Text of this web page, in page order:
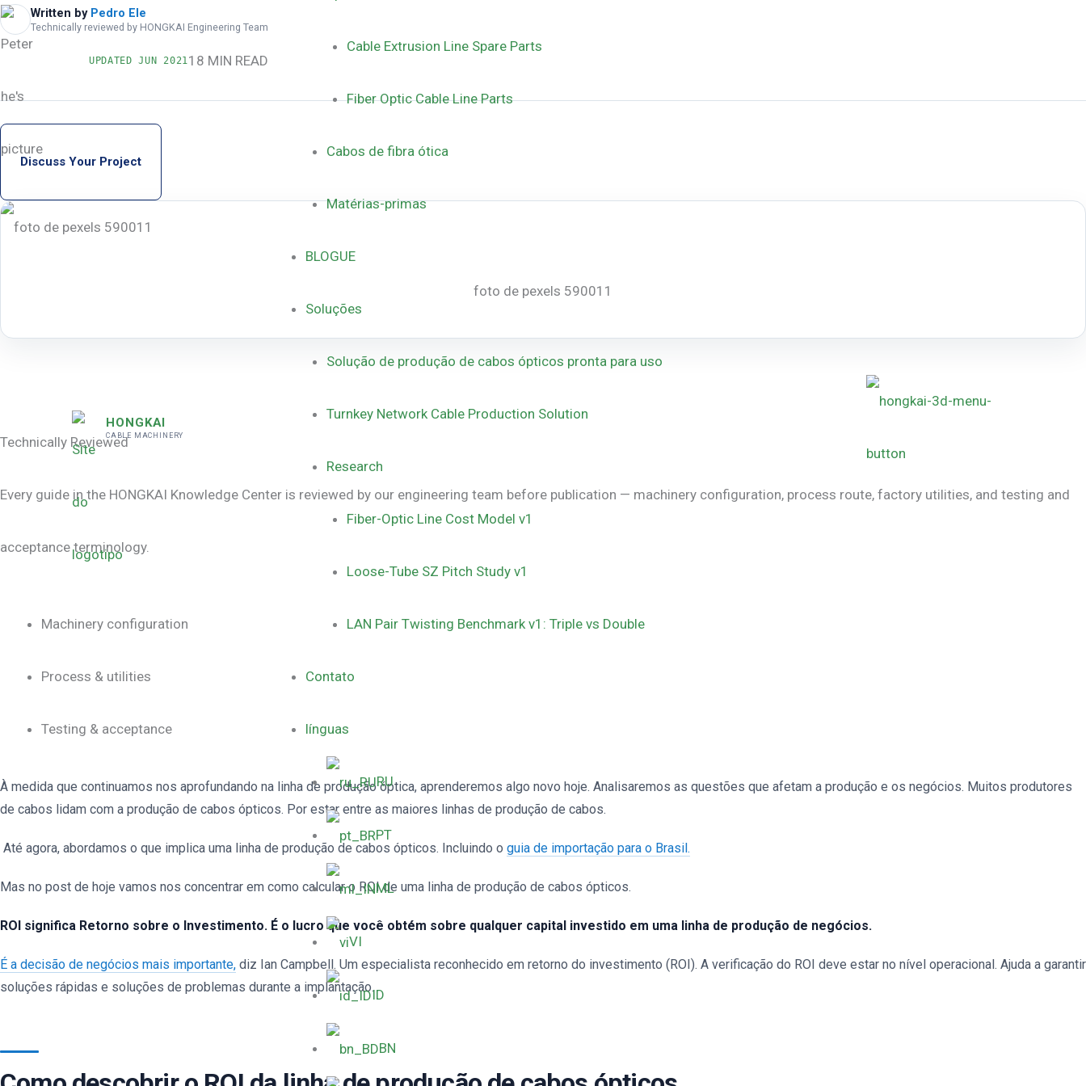
HONGKAI
CABLE MACHINERY
Cable Extrusion Line Spare Parts
Fiber Optic Cable Line Parts
Cabos de fibra ótica
Matérias-primas
BLOGUE
Soluções
Solução de produção de cabos ópticos pronta para uso
Turnkey Network Cable Production Solution
Research
Fiber-Optic Line Cost Model v1
Loose-Tube SZ Pitch Study v1
LAN Pair Twisting Benchmark v1: Triple vs Double
Contato
línguas
RU
PT
ML
VI
ID
BN
Written by Pedro Ele
Technically reviewed by HONGKAI Engineering Team
UPDATEDJUN 202118 MIN READ
Discuss Your Project
foto de pexels 590011
Technically Reviewed
Every guide in the HONGKAI Knowledge Center is reviewed by our engineering team before publication — machinery configuration, process route, factory utilities, and testing and
acceptance terminology.
Machinery configuration
Process & utilities
Testing & acceptance
À medida que continuamos nos aprofundando na linha de produção óptica, aprenderemos algo novo hoje. Analisaremos as questões que afetam a produção e os negócios. Muitos produtores
de cabos lidam com a produção de cabos ópticos. Por estar entre as maiores linhas de produção de cabos.
Até agora, abordamos o que implica uma linha de produção de cabos ópticos. Incluindo o guia de importação para o Brasil.
Mas no post de hoje vamos nos concentrar em como calcular o ROI de uma linha de produção de cabos ópticos.
ROI significa Retorno sobre o Investimento. É o lucro que você obtém sobre qualquer capital investido em uma linha de produção de negócios.
É a decisão de negócios mais importante, diz Ian Campbell. Um especialista reconhecido em retorno do investimento (ROI). A verificação do ROI deve estar no nível operacional. Ajuda a garantir
soluções rápidas e soluções de problemas durante a implantação.